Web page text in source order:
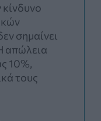
σημαίνει
απώλεια
10%,
τους